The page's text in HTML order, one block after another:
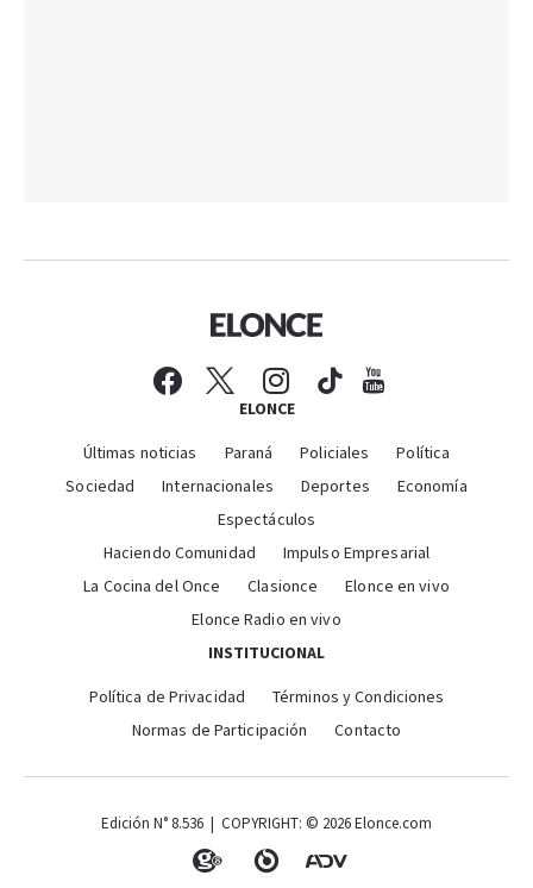
ELONCE
Últimas noticias Paraná Policiales
Política
Sociedad
Internacionales Deportes
Economía
Espectáculos
Haciendo Comunidad
Impulso Empresarial
La Cocina del Once
Clasionce
Elonce en vivo
Elonce Radio en vivo
INSTITUCIONAL
Política de Privacidad
Términos y Condiciones
Normas de Participación
Contacto
Edición N° 8.536 | COPYRIGHT: © 2026 Elonce.com